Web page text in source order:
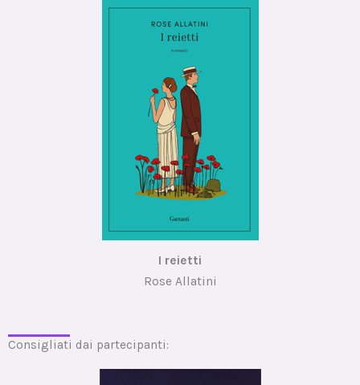
I reietti
Rose Allatini
Consigliati dai partecipanti: